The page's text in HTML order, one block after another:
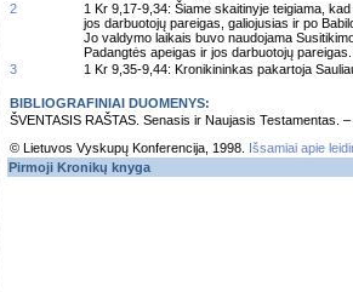
2
1 Kr 9,17-9,34: Šiame skaitinyje teigiama,
jos darbuotojų pareigas, galiojusias ir po
Jo valdymo laikais buvo naudojama
Padangtės apeigas ir jos darbuotojų pareigas.
3
1 Kr 9,35-9,44: Kronikininkas pakartoja
BIBLIOGRAFINIAI DUOMENYS:
ŠVENTASIS RAŠTAS. Senasis ir Naujasis Testamentas.
© Lietuvos Vyskupų Konferencija, 1998.
Išsamiai apie
Pirmoji Kronikų knyga